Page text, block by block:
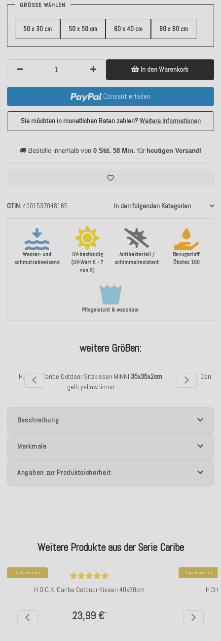
Wasser- und
schmutzabweisend
UV-beständig
(UV-Wert 6 - 7
von 8)
Antibakteriell /
schimmelresistent
Bezugsstoff:
Ökotex 100
Pflegeleicht & waschbar
GTIN 4001537048165 In den folgenden Kategorien
GRÖSSE WÄHLEN
50 x 30 cm 50 x 50 cm 60 x 40 cm 60 x 60 cm
In den Warenkorb
Consent erteilen
Sie möchten in monatlichen Raten zahlen?Weitere Informationen
🚚 Bestelle innerhalb von 0 Std. 58 Min. für heutigen Versand !
weitere Größen:
H.O.C.K. Caribe Outdoor Sitzkissen MINNI 35x35x2cm
gelb yellow limon
H.O.C.K.
Beschreibung
Merkmale
Angaben zur Produktsicherheit
Weitere Produkte aus der Serie Caribe
Top bewertet
H.O.C.K. Caribe Outdoor Kissen 40x30cm
23,99 €*
Top bewertet